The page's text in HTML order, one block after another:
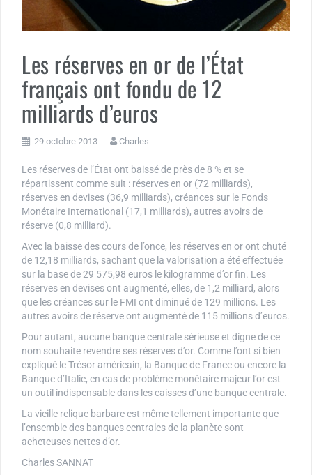
Les réserves en or de l’État
français ont fondu de 12
milliards d’euros
29 octobre 2013 Charles
Les réserves de l’État ont baissé de près de 8 % et se
répartissent comme suit : réserves en or (72 milliards),
réserves en devises (36,9 milliards), créances sur le Fonds
Monétaire International (17,1 milliards), autres avoirs de
réserve (0,8 milliard).
Avec la baisse des cours de l’once, les réserves en or ont chuté
de 12,18 milliards, sachant que la valorisation a été effectuée
sur la base de 29 575,98 euros le kilogramme d’or fin. Les
réserves en devises ont augmenté, elles, de 1,2 milliard, alors
que les créances sur le FMI ont diminué de 129 millions. Les
autres avoirs de réserve ont augmenté de 115 millions d’euros.
Pour autant, aucune banque centrale sérieuse et digne de ce
nom souhaite revendre ses réserves d’or. Comme l’ont si bien
expliqué le Trésor américain, la Banque de France ou encore la
Banque d’Italie, en cas de problème monétaire majeur l’or est
un outil indispensable dans les caisses d’une banque centrale.
La vieille relique barbare est même tellement importante que
l’ensemble des banques centrales de la planète sont
acheteuses nettes d’or.
Charles SANNAT